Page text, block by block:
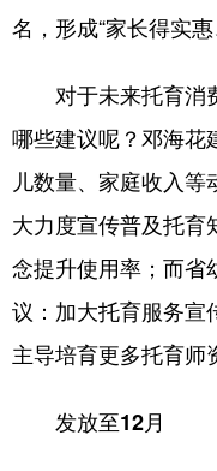
名，形成“家长得实惠
对于未来托育消
哪些建议呢？邓海花
儿数量、家庭收入
大力度宣传普及托育
念提升使用率；而省
议：加大托育服务宣
主导培育更多托育师
发放至12月